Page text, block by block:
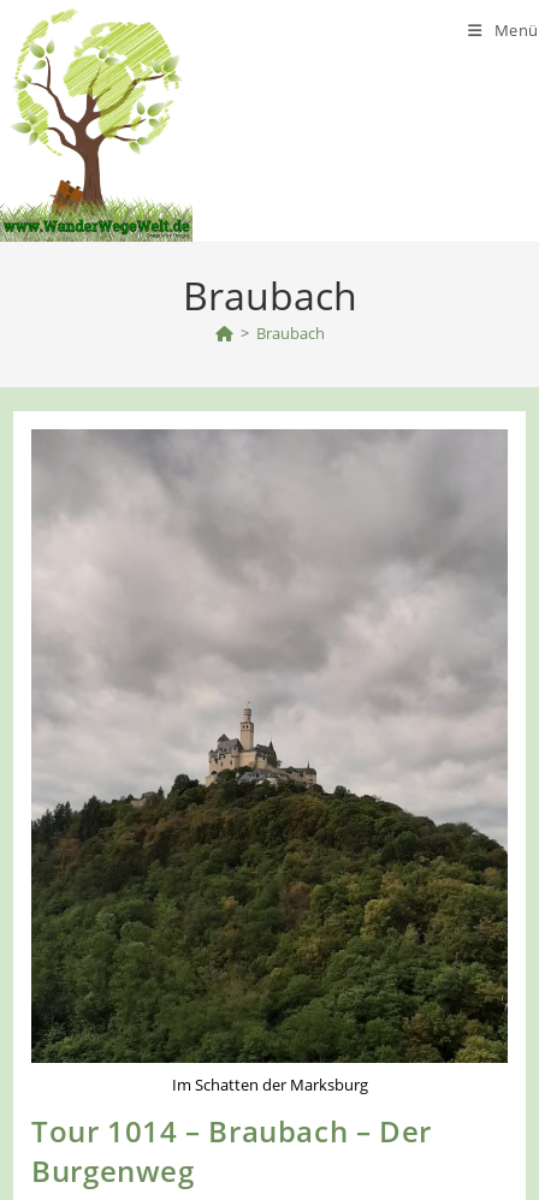
Inhalt
springen
Menü
Braubach
> Braubach
Im Schatten der Marksburg
Tour 1014 – Braubach – Der
Burgenweg